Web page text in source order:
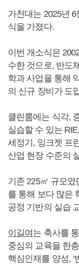
가천대는 2025년
식을 가졌다.
이번 개소식은
수한 것으로, 반도
학과 사업을 통해
의 신규 장비가 도
클린룸에는 식각,
실습할 수 있는
세정기, 잉크젯 프
산업 현장 수준의
기존 225㎡ 규모였
를 통해 보다 많은
공정 기반의 실습
이길여 는 축사를
중심의 교육을 한
핵심인재를 양성,